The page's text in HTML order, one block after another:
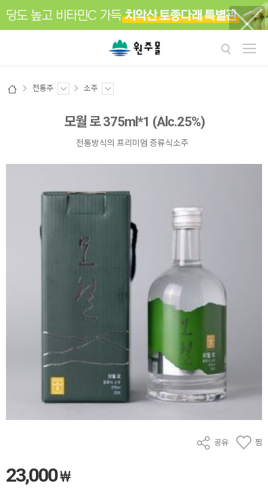
전통주 소주
모월 로 375ml*1 (Alc.25%)
전통방식의 프리미엄 증류식소주
공유 찜
23,000₩